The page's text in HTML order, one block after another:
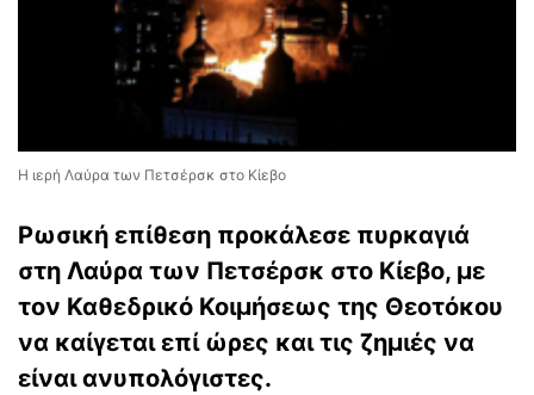
Η ιερή Λαύρα των Πετσέρσκ στο Κίεβο
Ρωσική επίθεση προκάλεσε πυρκαγιά
στη Λαύρα των Πετσέρσκ στο Κίεβο, με
τον Καθεδρικό Κοιμήσεως της Θεοτόκου
να καίγεται επί ώρες και τις ζημιές να
είναι ανυπολόγιστες.